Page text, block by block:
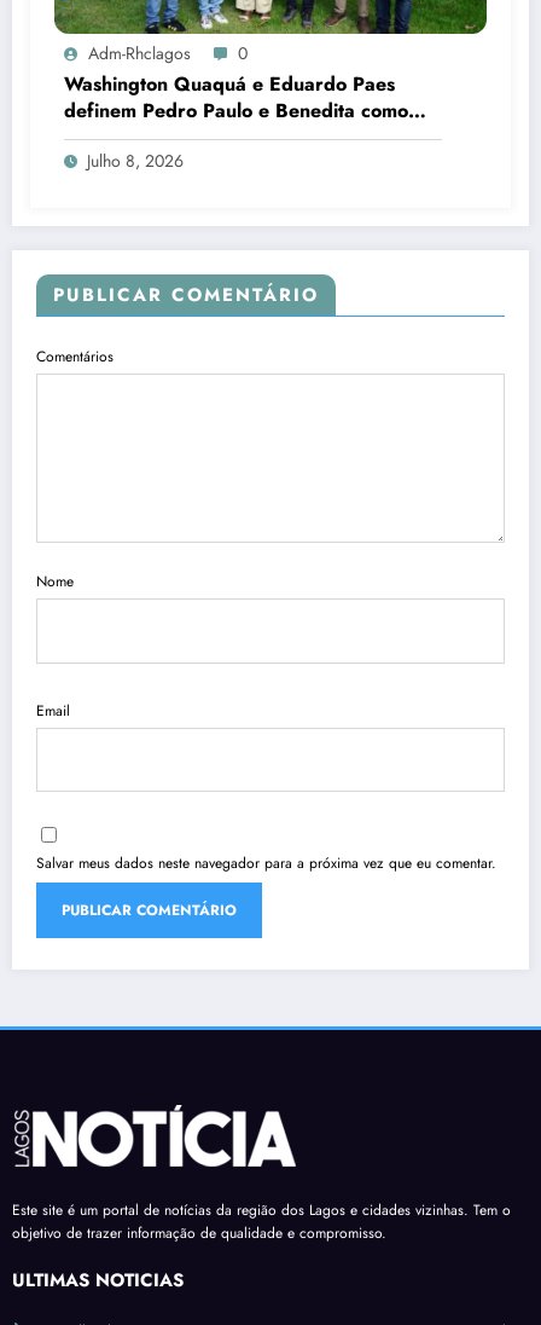
Adm-Rhclagos 0
Washington Quaquá e Eduardo Paes
definem Pedro Paulo e Benedita como
candidatos ao Senado no Rio
Julho 8, 2026
PUBLICAR COMENTÁRIO
Comentários
Nome
Email
Salvar meus dados neste navegador para a próxima vez que eu comentar.
Este site é um portal de notícias da região dos Lagos e cidades vizinhas. Tem o
objetivo de trazer informação de qualidade e compromisso.
ÚLTIMAS NOTÍCIAS